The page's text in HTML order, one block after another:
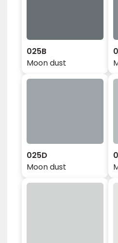
025B
Moon dust
025D
Moon dust